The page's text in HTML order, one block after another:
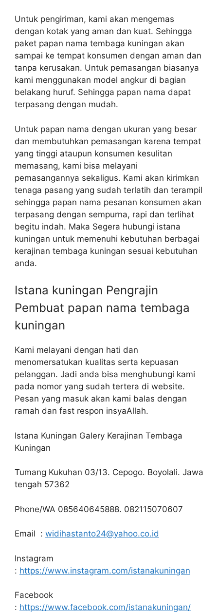
Untuk pengiriman, kami akan mengemas
dengan kotak yang aman dan kuat. Sehingga
paket papan nama tembaga kuningan akan
sampai ke tempat konsumen dengan aman dan
tanpa kerusakan. Untuk pemasangan biasanya
kami menggunakan model angkur di bagian
belakang huruf. Sehingga papan nama dapat
terpasang dengan mudah.
Untuk papan nama dengan ukuran yang besar
dan membutuhkan pemasangan karena tempat
yang tinggi ataupun konsumen kesulitan
memasang, kami bisa melayani
pemasangannya sekaligus. Kami akan kirimkan
tenaga pasang yang sudah terlatih dan terampil
sehingga papan nama pesanan konsumen akan
terpasang dengan sempurna, rapi dan terlihat
begitu indah. Maka Segera hubungi istana
kuningan untuk memenuhi kebutuhan berbagai
kerajinan tembaga kuningan sesuai kebutuhan
anda.
Istana kuningan Pengrajin
Pembuat papan nama tembaga
kuningan
Kami melayani dengan hati dan
menomersatukan kualitas serta kepuasan
pelanggan. Jadi anda bisa menghubungi kami
pada nomor yang sudah tertera di website.
Pesan yang masuk akan kami balas dengan
ramah dan fast respon insyaAllah.
Istana Kuningan Galery Kerajinan Tembaga
Kuningan
Tumang Kukuhan 03/13. Cepogo. Boyolali. Jawa
tengah 57362
Phone/WA 085640645888. 082115070607
Email : widihastanto24@yahoo.co.id
Instagram
: https://www.instagram.com/istanakuningan
Facebook
: https://www.facebook.com/istanakuningan/